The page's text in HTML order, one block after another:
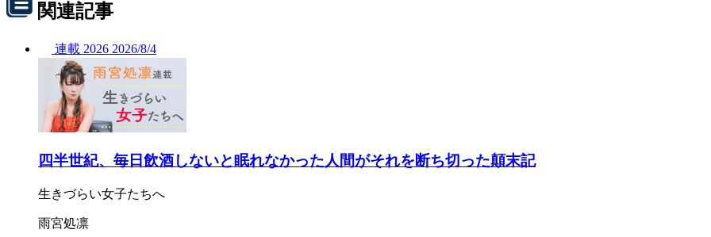
関連記事
連載 2026 2026/8/4
四半世紀、毎日飲酒しないと眠れなかった人間がそれを断ち切った顛末記
生きづらい女子たちへ
雨宮処凛